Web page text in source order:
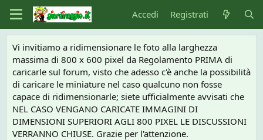
Accedi Registrati
Vi invitiamo a ridimensionare le foto alla larghezza
massima di 800 x 600 pixel da Regolamento PRIMA di
caricarle sul forum, visto che adesso c'è anche la possibilità
di caricare le miniature nel caso qualcuno non fosse
capace di ridimensionarle; siete ufficialmente avvisati che
NEL CASO VENGANO CARICATE IMMAGINI DI
DIMENSIONI SUPERIORI AGLI 800 PIXEL LE DISCUSSIONI
VERRANNO CHIUSE. Grazie per l'attenzione.